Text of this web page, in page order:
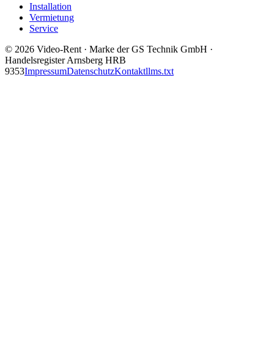
Installation
Vermietung
Service
© 2026 Video-Rent · Marke der GS Technik GmbH ·
Handelsregister Arnsberg HRB
9353ImpressumDatenschutzKontaktllms.txt